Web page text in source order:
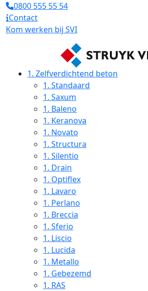
0800 555 55 54
Contact
Kom werken bij SVI
1. Zelfverdichtend beton
1. Standaard
1. Saxum
1. Baleno
1. Keranova
1. Novato
1. Structura
1. Silentio
1. Drain
1. Optiflex
1. Lavaro
1. Perlano
1. Breccia
1. Sferio
1. Liscio
1. Lucida
1. Metallo
1. Gebezemd
1. RAS